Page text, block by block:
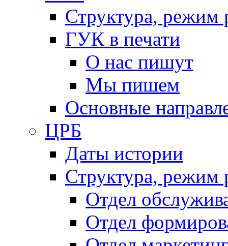
Структура, режим
ГУК в печати
О нас пишут
Мы пишем
Основные
ЦРБ
Даты истории
Структура, режим
Отдел
Отдел